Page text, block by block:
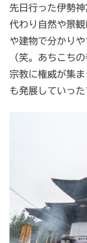
先日行った伊勢
代わり自然や景
や建物で分かり
（笑。あちこち
宗教に権威が集
も発展していっ